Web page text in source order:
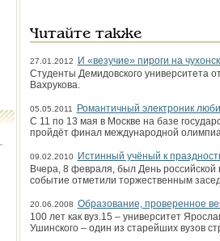
Читайте также
27.01.2012
И «везучие» пироги на
Студенты Демидовского университета
Вахрукова.
05.05.2011
Романтичный электроник
С 11 по 13 мая в Москве на базе
пройдёт финал международной
09.02.2010
Истинный учёный к
Вчера, 8 февраля, был День российской
событие отметили торжественным
20.06.2008 Образование, проверенное
100 лет как вуз.15 – университет
Ушинского – один из старейших вузов